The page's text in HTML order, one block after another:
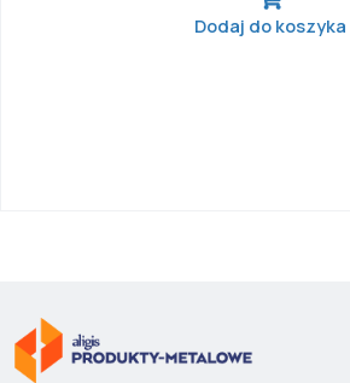
Dodaj do koszyka